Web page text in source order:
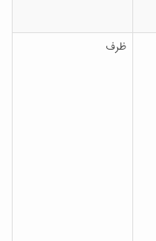
ظرف